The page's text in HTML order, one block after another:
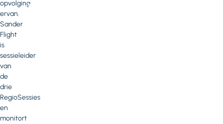
opvolging
ervan.
Sander
Flight
is
sessieleider
van
de
drie
RegioSessies
en
monitort
of
opmerkingen?
op
der